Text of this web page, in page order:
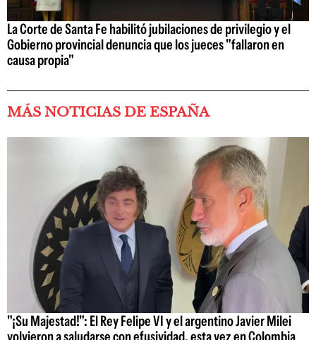
La Corte de Santa Fe habilitó jubilaciones de privilegio y el
Gobierno provincial denuncia que los jueces "fallaron en
causa propia"
MÁS NOTICIAS DE ESPAÑA
"¡Su Majestad!": El Rey Felipe VI y el argentino Javier Milei
volvieron a saludarse con efusividad, esta vez en Colombia